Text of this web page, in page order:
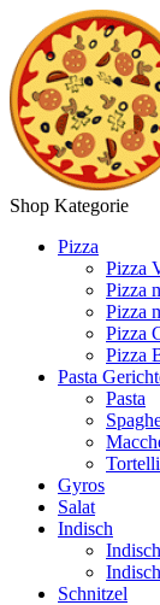
Shop Kategorie
Pizza
Pizza
Pizza
Pizza
Pizza
Pizza
Pasta
Pasta
Gyros
Salat
Indisch
Schnitzel